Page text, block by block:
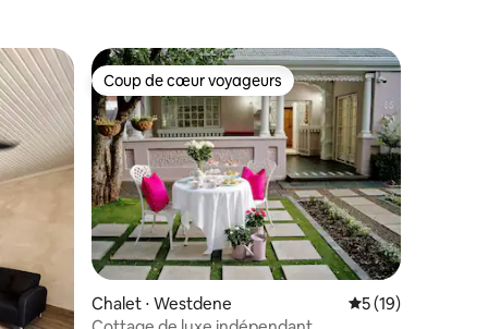
Coup de cœur voyageurs
Coup de cœur voyageurs
Chalet ⋅ Westdene Évaluation
5 (19)